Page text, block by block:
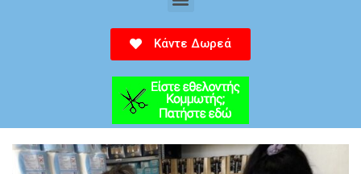
Κάντε Δωρεά